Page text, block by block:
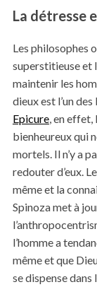
La détresse
Les philosophes
superstitieuse et
maintenir les
dieux est l’un
Epicure, en effet,
bienheureux qui
mortels. Il n’y a
redouter d’eux.
même et la
Spinoza met à
l’homme a
même et que
se dispense